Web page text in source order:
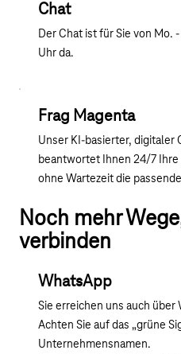
Chat
Der Chat ist für Sie von Mo.
Uhr da.
Frag Magenta
Unser KI-basierter, digitaler
beantwortet Ihnen 24/7 Ihre
ohne Wartezeit die
Noch mehr
verbinden
WhatsApp
Sie erreichen uns auch über
Achten Sie auf das „grüne
Unternehmensnamen.